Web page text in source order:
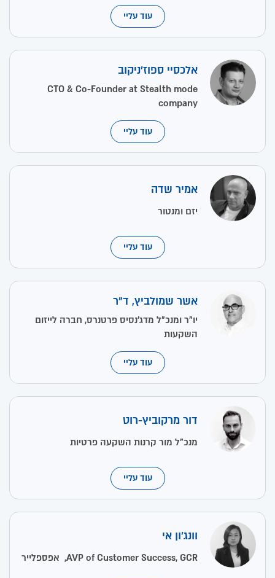
עוד עליי
אלכסיי ספוז'ניקוב
CTO & Co-Founder at Stealth mode
company
עוד עליי
אמיר שדה
יזם ומנטור
עוד עליי
אשר שמולביץ, ד"ר
יו"ר ומנכ"ל מדג'נסיס פרטנרס, חברה לייזום
השקעות
עוד עליי
דור מרקוביץ-רוט
מנכ"ל מור קרנות השקעה פרטיות
עוד עליי
וונג'ון אי
AVP of Customer Success, GCR, אפספלייר